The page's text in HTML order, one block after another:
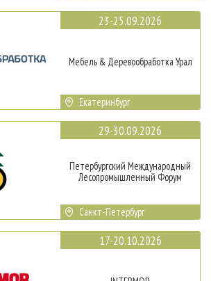
23-25.09.2026
Мебель & Деревообработка Урал
Екатеринбург
29-30.09.2026
Петербургский Международный
Лесопромышленный Форум
Санкт-Петербург
17-20.10.2026